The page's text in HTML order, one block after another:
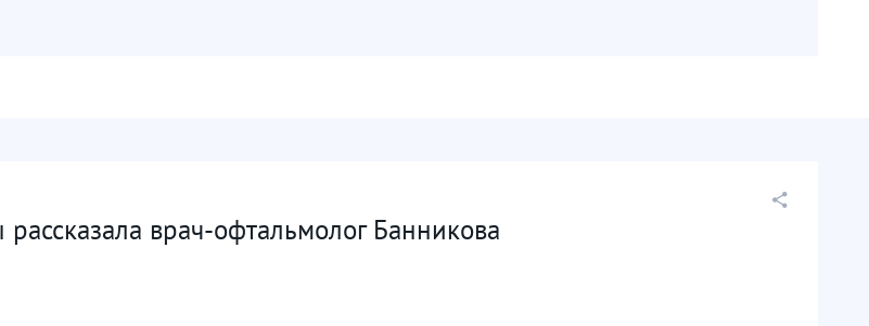
врач-офтальмолог Банникова